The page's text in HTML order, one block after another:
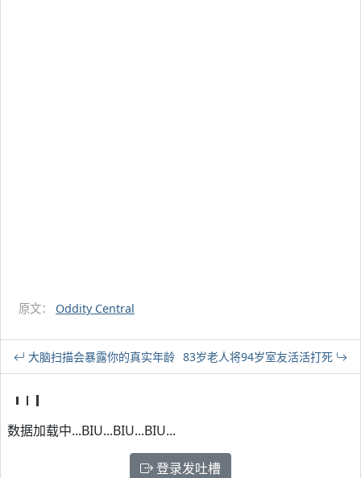
原文： Oddity Central
大脑扫描会暴露你的真实年龄 83岁老人将94岁室友活活打死
数据加载中...BIU...BIU...BIU...
登录发吐槽